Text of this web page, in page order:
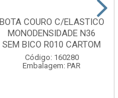
BOTA COURO C/ELASTICO
MONODENSIDADE N36
SEM BICO R010 CARTOM
Código: 160280
Embalagem: PAR